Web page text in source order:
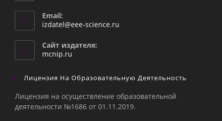
Email:
izdatel@eee-science.ru
Сайт издателя:
mcnip.ru
Лицензия На Образовательную Деятельность
Лицензия на осуществление образовательной
деятельности №1686 от 01.11.2019.